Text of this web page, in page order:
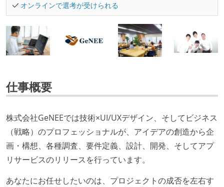
オンラインで選考が受けられる
仕事概要
株式会社GeNEEでは技術×UI/UXデザイン、そしてビジネス
（戦略）のプロフェッショナルが、アイデアの創造から企
画・構想、各種調査、要件定義、設計、開発、そしてアプ
リサービスのリリースを行っています。
あなたにお任せしたいのは、プロジェクトの成否を左右す